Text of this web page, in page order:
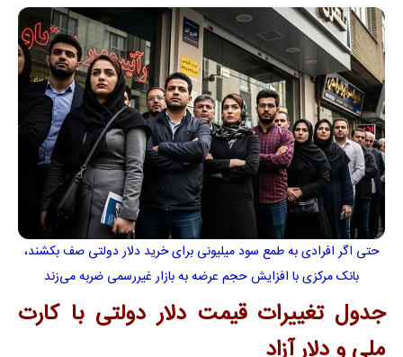
حتی اگر افرادی به طمع سود میلیونی برای خرید دلار دولتی صف بکشند،
بانک مرکزی با افزایش حجم عرضه به بازار غیررسمی ضربه می‌زند
جدول تغییرات قیمت دلار دولتی با کارت